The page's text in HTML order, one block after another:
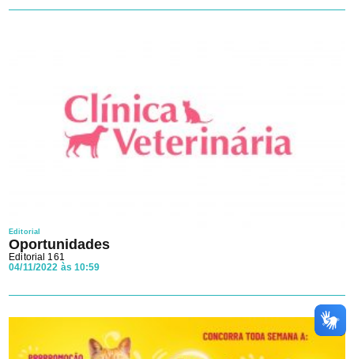
Editorial
Oportunidades
Editorial 161
04/11/2022 às 10:59